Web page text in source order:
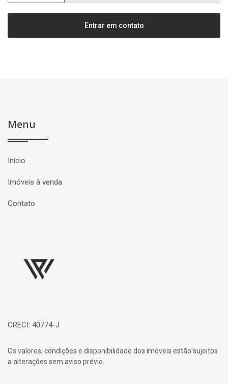
Entrar em contato
Menu
Início
Imóveis à venda
Contato
CRECI: 40774-J
Os valores, condições e disponibilidade dos imóveis estão sujeitos
a alterações sem aviso prévio.